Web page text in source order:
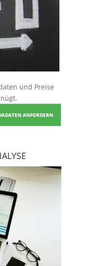
und Preise
ANFORDERN